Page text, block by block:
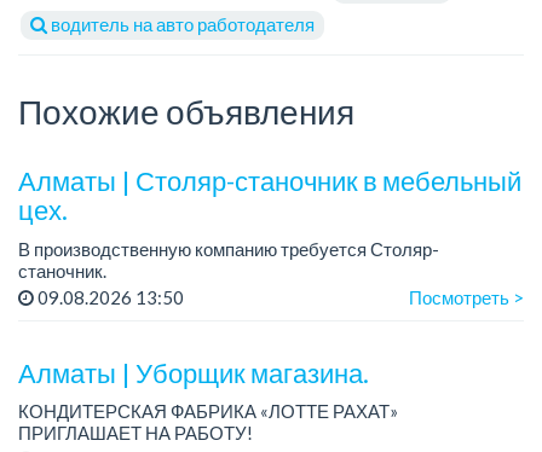
водитель на авто работодателя
Похожие объявления
Алматы | Столяр-станочник в мебельный
цех.
В производственную компанию требуется Столяр-
станочник.
График работы: 5/2, с 08.00 до 18.00.
09.08.2026 13:50 Посмотреть >
Алматы | Уборщик магазина.
КОНДИТЕРСКАЯ ФАБРИКА «ЛОТТЕ РАХАТ»
ПРИГЛАШАЕТ НА РАБОТУ!